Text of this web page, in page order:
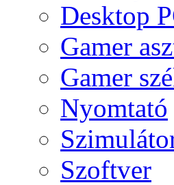
Desktop
Gamer
Gamer
Nyomtató
Szoftver